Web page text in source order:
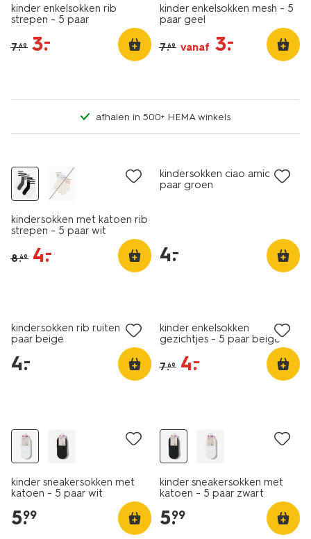
kinder enkelsokken rib
strepen - 5 paar
7.69 3.
–
kinder enkelsokken mesh - 5
paar geel
7.69 vanaf 3.
–
afhalen in 500+ HEMA winkels
kindersokken met katoen rib
strepen - 5 paar wit
8.49 4.
–
5 paar
kindersokken ciao amici - 5
paar groen
4.
–
kindersokken rib ruiten - 5
paar beige
4.
–
kinder enkelsokken
gezichtjes - 5 paar beige
7.69 4.
–
kinder sneakersokken met
katoen - 5 paar wit
5.
99
kinder sneakersokken met
katoen - 5 paar zwart
5.
99